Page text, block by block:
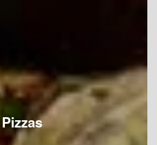
Pizzas